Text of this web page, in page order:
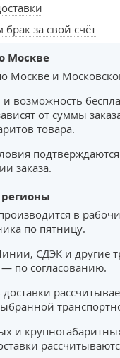
за свой счёт
Москве
Москве и
и возможность
от суммы
товара.
заказа.
в
по пятницу.
СДЭК и другие
по согласованию.
и